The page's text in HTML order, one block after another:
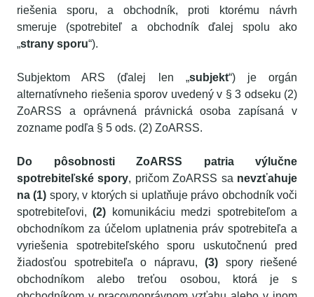
riešenia sporu, a obchodník, proti ktorému návrh
smeruje (spotrebiteľ a obchodník ďalej spolu ako
„strany sporu“).
Subjektom ARS (ďalej len „subjekt“) je orgán
alternatívneho riešenia sporov uvedený v § 3 odseku (2)
ZoARSS a oprávnená právnická osoba zapísaná v
zozname podľa § 5 ods. (2) ZoARSS.
Do pôsobnosti ZoARSS patria výlučne
spotrebiteľské spory, pričom ZoARSS sa nevzťahuje
na (1) spory, v ktorých si uplatňuje právo obchodník voči
spotrebiteľovi,(2)
komunikáciu medzi spotrebiteľom a
obchodníkom za účelom uplatnenia práv spotrebiteľa a
vyriešenia spotrebiteľského sporu uskutočnenú pred
žiadosťou spotrebiteľa o nápravu, (3) spory riešené
obchodníkom alebo treťou osobou, ktorá je s